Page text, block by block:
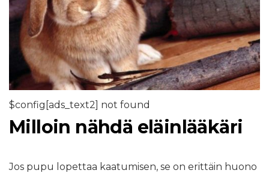
$config[ads_text2] not found
Milloin nähdä eläinlääkäri
Jos pupu lopettaa kaatumisen, se on erittäin huono